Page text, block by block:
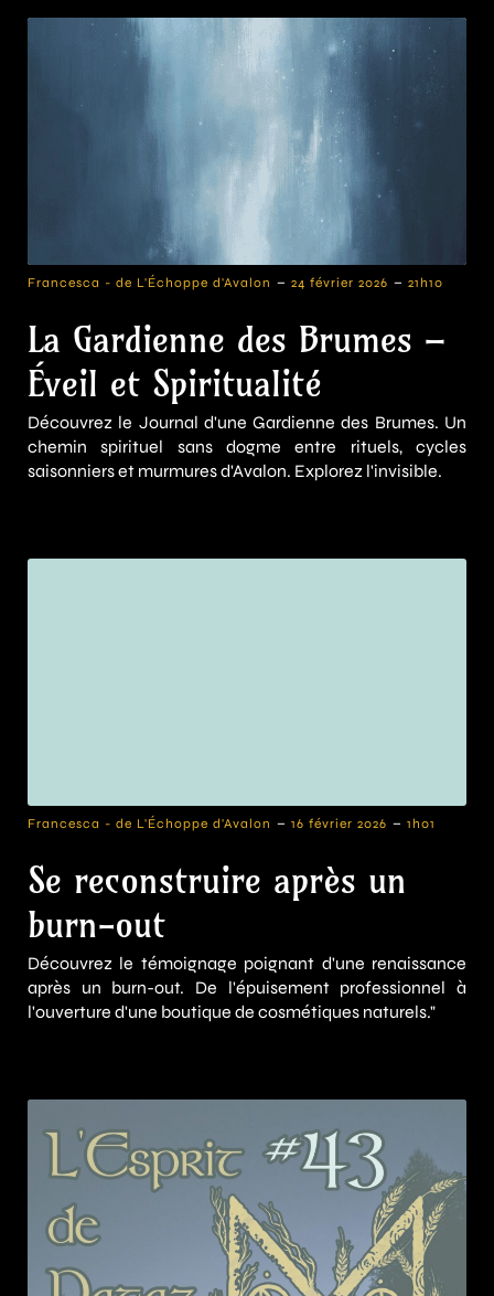
Francesca - de L'Échoppe d'Avalon - 24 février 2026 - 21h10
La Gardienne des Brumes –
Éveil et Spiritualité
Découvrez le Journal d'une Gardienne des Brumes. Un
chemin spirituel sans dogme entre rituels, cycles
saisonniers et murmures d'Avalon. Explorez l'invisible.
Francesca - de L'Échoppe d'Avalon - 16 février 2026 - 1h01
Se reconstruire après un
burn-out
Découvrez le témoignage poignant d'une renaissance
après un burn-out. De l'épuisement professionnel à
l'ouverture d'une boutique de cosmétiques naturels."